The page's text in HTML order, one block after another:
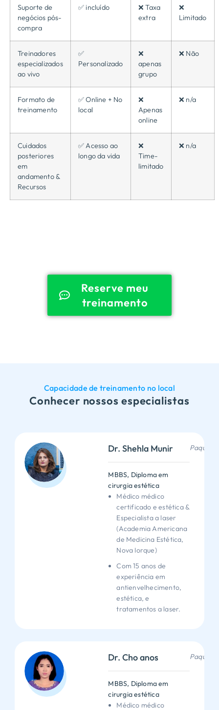
Suporte de
negócios pós-
compra
✅ incluído
❌ Taxa
extra
❌
Limitado
Treinadores
especializados
ao vivo
✅
Personalizado
❌
apenas
grupo
❌ Não
Formato de
treinamento
✅ Online + No
local
❌
Apenas
online
❌ n/a
Cuidados
posteriores
em
andamento &
Recursos
✅ Acesso ao
longo da vida
❌
Time-
limitado
❌ n/a
Reserve meu
treinamento
Capacidade de treinamento no local
Conhecer nossos especialistas
Dr. Shehla Munir
MBBS, Diploma em
cirurgia estética
Médico médico
certificado e estética &
Especialista a laser
(Academia Americana
de Medicina Estética,
Nova Iorque)
Com 15 anos de
experiência em
antienvelhecimento,
estética, e
tratamentos a laser.
Dr. Cho anos
MBBS, Diploma em
cirurgia estética
Médico médico